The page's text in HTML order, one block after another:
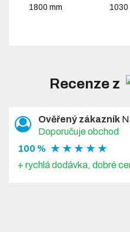
1800 mm 1030
Recenze z
Ověřený zákazník
Doporučuje obchod
100 % ★ ★ ★ ★ ★
+ rychlá dodávka, dobré